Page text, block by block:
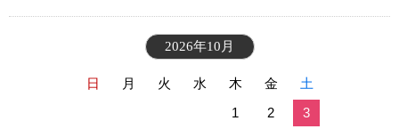
2026年10月
日 月 火 水 木 金
土
1
2 3